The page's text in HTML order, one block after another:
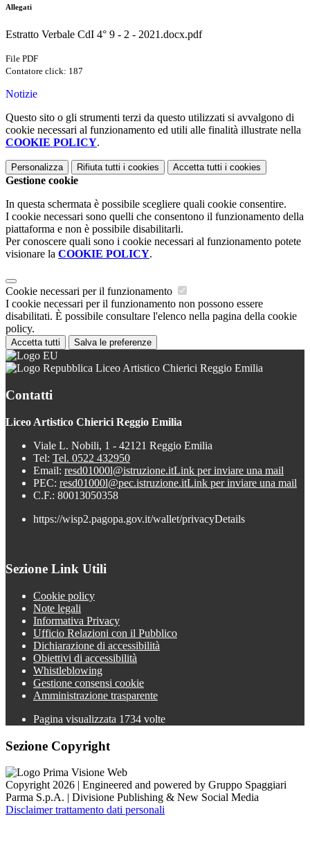
Allegati
Estratto Verbale CdI 4° 9 - 2 - 2021.docx.pdf
File PDF
Contatore click: 187
Notizie
Questo sito o gli strumenti terzi da questo utilizzati si avvalgono di
cookie necessari al funzionamento ed utili alle finalità illustrate nella
COOKIE POLICY.
Personalizza Rifiuta tutti i cookies Accetta tutti i cookies
Gestione cookie
In questa schermata è possibile scegliere quali cookie consentire.
I cookie necessari sono quelli che consentono il funzionamento della
piattaforma e non è possibile disabilitarli.
Per conoscere quali sono i cookie necessari al funzionamento potete
visionare la COOKIE POLICY.
Cookie necessari per il funzionamento
I cookie necessari per il funzionamento non possono essere
disabilitati. È possibile consultare l'elenco nella pagina della cookie
policy.
Accetta tutti Salva le preferenze
Liceo Artistico Chierici Reggio Emilia
Contatti
Liceo Artistico Chierici Reggio Emilia
Viale L. Nobili, 1 - 42121 Reggio Emilia
Tel: Tel. 0522 432950
Email: resd01000l@istruzione.itLink per inviare una mail
PEC: resd01000l@pec.istruzione.itLink per inviare una mail
C.F.: 80013050358
https://wisp2.pagopa.gov.it/wallet/privacyDetails
Sezione Link Utili
Cookie policy
Note legali
Informativa Privacy
Ufficio Relazioni con il Pubblico
Dichiarazione di accessibilità
Obiettivi di accessibilità
Whistleblowing
Gestione consensi cookie
Amministrazione trasparente
Pagina visualizzata 1734 volte
Sezione Copyright
Copyright 2026 | Engineered and powered by Gruppo Spaggiari
Parma S.p.A. | Divisione Publishing & New Social Media
Disclaimer trattamento dati personali